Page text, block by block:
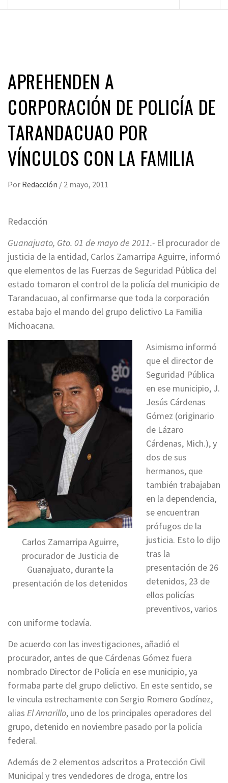
APREHENDEN A
CORPORACIÓN DE POLICÍA DE
TARANDACUAO POR
VÍNCULOS CON LA FAMILIA
Por Redacción / 2 mayo, 2011
Redacción
Guanajuato, Gto. 01 de mayo de 2011.- El procurador de
justicia de la entidad, Carlos Zamarripa Aguirre, informó
que elementos de las Fuerzas de Seguridad Pública del
estado tomaron el control de la policía del municipio de
Tarandacuao, al confirmarse que toda la corporación
estaba bajo el mando del grupo delictivo La Familia
Michoacana.
Carlos Zamarripa Aguirre,
procurador de Justicia de
Guanajuato, durante la
presentación de los detenidos
Asimismo informó
que el director de
Seguridad Pública
en ese municipio, J.
Jesús Cárdenas
Gómez (originario
de Lázaro
Cárdenas, Mich.), y
dos de sus
hermanos, que
también trabajaban
en la dependencia,
se encuentran
prófugos de la
justicia. Esto lo dijo
tras la
presentación de 26
detenidos, 23 de
ellos policías
preventivos, varios
con uniforme todavía.
De acuerdo con las investigaciones, añadió el
procurador, antes de que Cárdenas Gómez fuera
nombrado Director de Policía en ese municipio, ya
formaba parte del grupo delictivo. En este sentido, se
le vincula estrechamente con Sergio Romero Godínez,
alias El Amarillo, uno de los principales operadores del
grupo, detenido en noviembre pasado por la policía
federal.
Además de 2 elementos adscritos a Protección Civil
Municipal y tres vendedores de droga, entre los